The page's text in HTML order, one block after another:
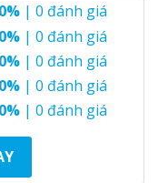
Orient Open
0% | 0 đánh giá
0% | 0 đánh giá
0% | 0 đánh giá
0% | 0 đánh giá
0% | 0 đánh giá